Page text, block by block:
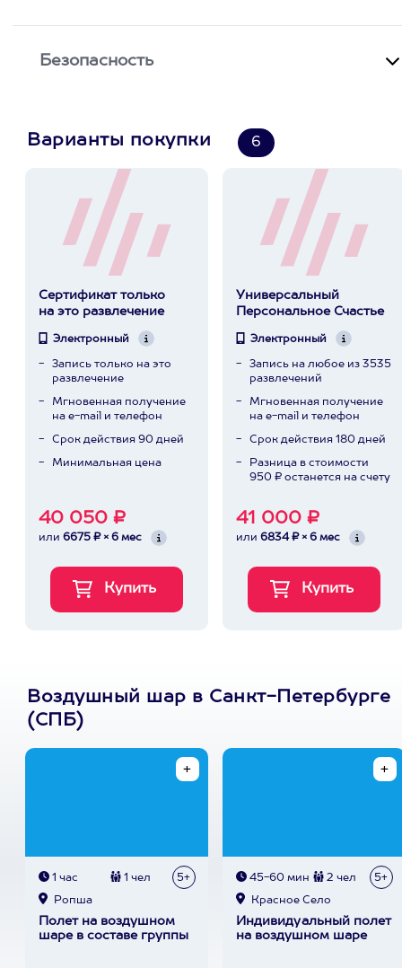
Безопасность
Варианты покупки 6
Сертификат только
на это развлечение
Электронный
Запись только на это
развлечение
Мгновенная получение
на e-mail и телефон
Срок действия 90 дней
Минимальная цена
40 050 ₽
или 6675 ₽ × 6 мес
Универсальный
Персональное Счастье
Электронный
Запись на любое из 3535
развлечений
Мгновенная получение
на e-mail и телефон
Срок действия 180 дней
Разница в стоимости
950 ₽ останется на счету
41 000 ₽
или 6834 ₽ × 6 мес
Воздушный шар в Санкт-Петербурге
(СПБ)
1 час 1 чел 5+
Ропша
Полет на воздушном
шаре в составе группы
45-60 мин 2 чел 5+
Красное Село
Индивидуальный полет
на воздушном шаре